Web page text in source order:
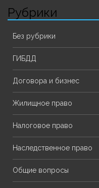
Рубрики
Без рубрики
ГИБДД
Договора и бизнес
Жилищное право
Налоговое право
Наследственное право
Общие вопросы